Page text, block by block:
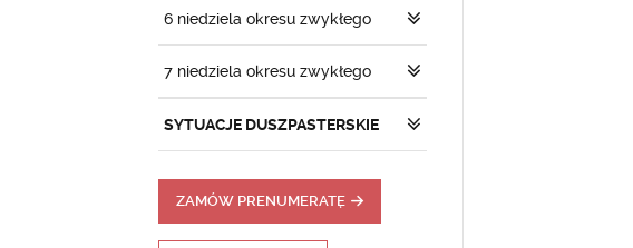
6 niedziela okresu zwykłego
7 niedziela okresu zwykłego
SYTUACJE DUSZPASTERSKIE
ZAMÓW PRENUMERATĘ